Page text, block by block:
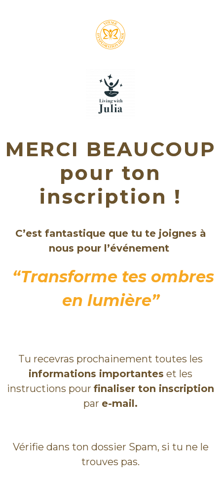
MERCI BEAUCOUP
pour ton
inscription !
C’est fantastique que tu te joignes à
nous pour l’événement
“Transforme tes ombres
en lumière”
Tu recevras prochainement toutes les
informations importantes et les
instructions pour finaliser ton inscription
par e-mail.
Vérifie dans ton dossier Spam, si tu ne le
trouves pas.